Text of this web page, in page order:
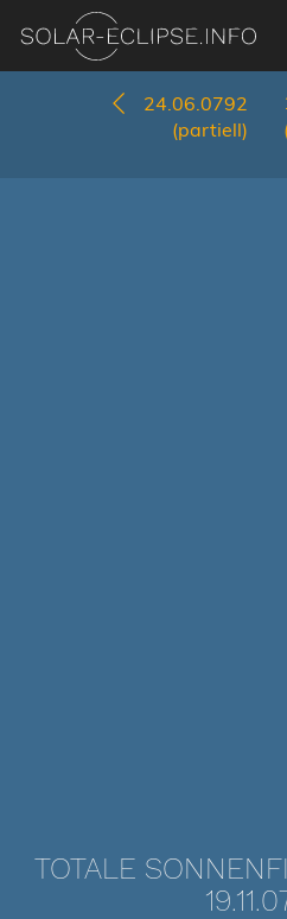
24.06.0792
(partiell)
TOTALE